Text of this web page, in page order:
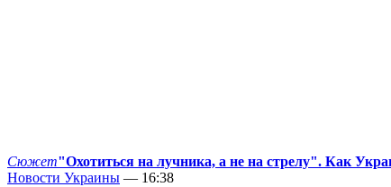
Сюжет"Охотиться на лучника, а не на стрелу". Как
Новости Украины — 16:38